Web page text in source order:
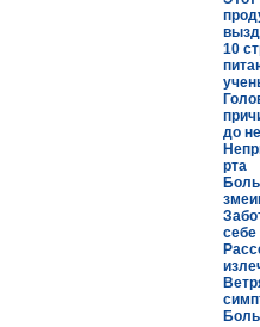
10
до
рта
себе